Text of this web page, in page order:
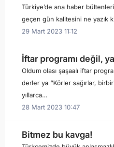
Türkiye’de ana haber
geçen gün kalitesini ne yazık
29 Mart 2023 11:12
İftar programı değil,
Oldum olası şaşaalı iftar
derler ya “Körler sağırlar,
yıllarca…
28 Mart 2023 10:47
Bitmez bu kavga!